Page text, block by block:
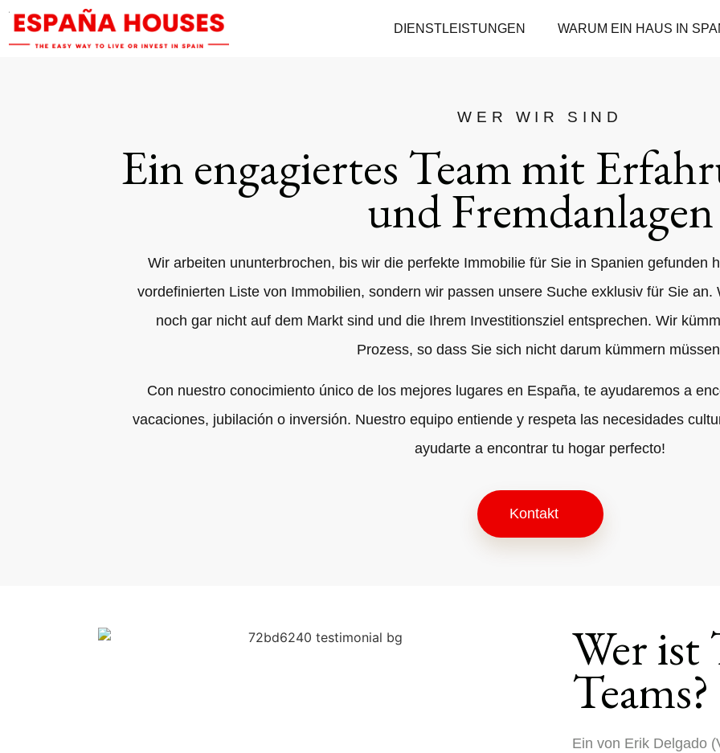
DIENSTLEISTUNGEN WARUM EIN HAUS IN
WER WIR SIND
Ein engagiertes Team mit
und Fremdanlagen
Wir arbeiten ununterbrochen, bis wir die perfekte Immobilie für Sie in Spanien gefunden
vordefinierten Liste von Immobilien, sondern wir passen unsere Suche exklusiv für Sie
noch gar nicht auf dem Markt sind und die Ihrem Investitionsziel entsprechen. Wir
Prozess, so dass Sie sich nicht darum kümmern
Con nuestro conocimiento único de los mejores lugares en España, te ayudaremos a
vacaciones, jubilación o inversión. Nuestro equipo entiende y respeta las necesidades
ayudarte a encontrar tu hogar perfecto!
Kontakt
Wer ist
Teams?
Ein von Erik Delgado